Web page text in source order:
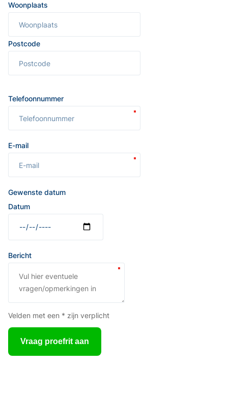
Woonplaats
Postcode
Telefoonnummer
E-mail
Gewenste datum
Datum
Bericht
Velden met een * zijn verplicht
Vraag proefrit aan